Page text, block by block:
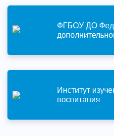
ФГБОУ ДО
Институт
воспитания